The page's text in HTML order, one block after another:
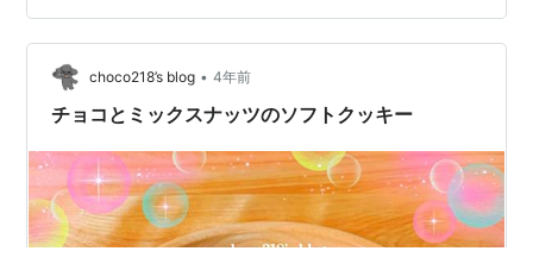
118円。 裏面その1。 原産国はマレーシア、輸入者はH＆
Hトレーディ…
choco218’s blog • 4年前
チョコとミックスナッツのソフトクッキー